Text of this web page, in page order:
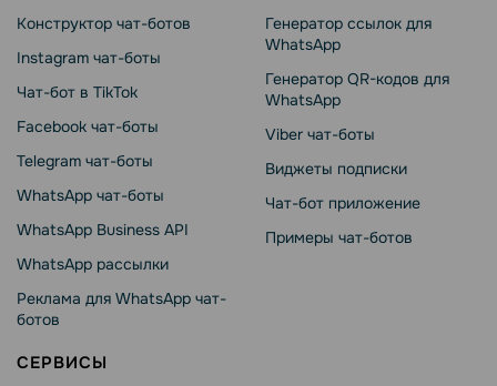
Конструктор чат-ботов
Instagram чат-боты
Чат-бот в TikTok
Facebook чат-боты
Telegram чат-боты
WhatsApp чат-боты
WhatsApp Business API
WhatsApp рассылки
Реклама для WhatsApp чат-
ботов
Генератор ссылок для
WhatsApp
Генератор QR-кодов для
WhatsApp
Viber чат-боты
Виджеты подписки
Чат-бот приложение
Примеры чат-ботов
СЕРВИСЫ